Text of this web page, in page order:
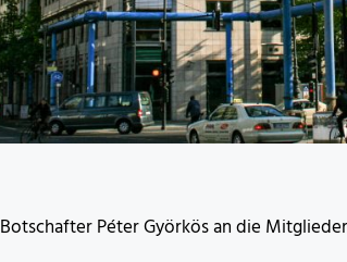
Péter Györkös an die